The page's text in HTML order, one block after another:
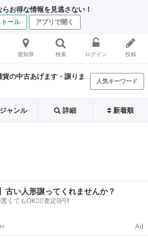
らお得な情報を見逃さない！
ール アプリで開く
愛知県 検索 ログイン 投稿
の中古あげます・譲りま
人気キーワード
ジャンル 詳細 新着順
古い人形譲ってくれませんか？
くてもOK🙆‍♀️査定0円‼️
Ad